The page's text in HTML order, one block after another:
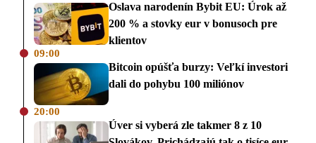
Oslava narodenín Bybit EU: Úrok až
200 % a stovky eur v bonusoch pre
klientov
09:00
Bitcoin opúšťa burzy: Veľkí investori
dali do pohybu 100 miliónov
20:00
Úver si vyberá zle takmer 8 z 10